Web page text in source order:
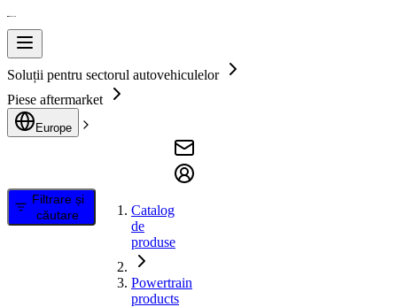
Soluții pentru sectorul autovehiculelor
Piese aftermarket
Europe
Filtrare și
căutare
Catalog
de
produse
Powertrain
products